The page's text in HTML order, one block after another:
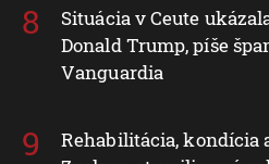
Situácia v Ceute
Donald Trump, píše
Vanguardia
Rehabilitácia, kondícia